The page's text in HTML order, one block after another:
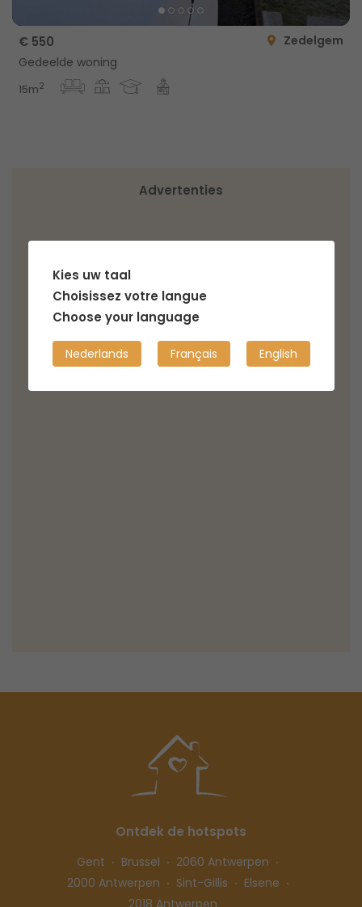
€ 550
Zedelgem
Gedeelde woning
15m2
Advertenties
Ontdek de hotspots
Gent Brussel
2060 Antwerpen
2000 Antwerpen
Sint-Gillis
Elsene
Kies uw taal
Choisissez votre langue
Choose your language
Nederlands Français English